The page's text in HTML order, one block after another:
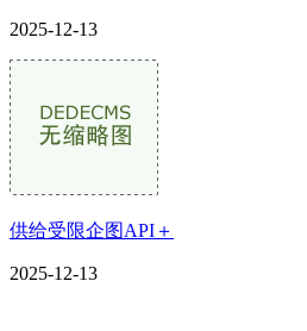
2025-12-13
供给受限企图API＋
2025-12-13